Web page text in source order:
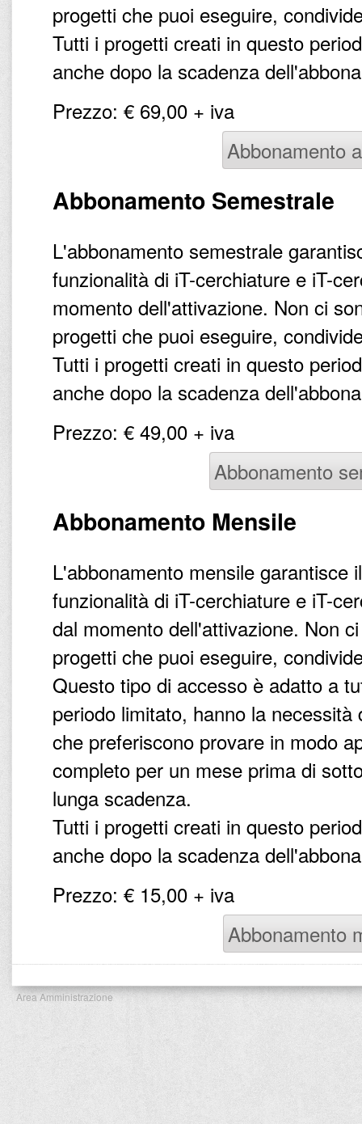
progetti che puoi eseguire,
Tutti i progetti creati in questo
anche dopo la scadenza
Prezzo: € 69,00 + iva
Abbonamento
Abbonamento Semestrale
L'abbonamento semestrale
funzionalità di iT-cerchiature e iT-
momento dell'attivazione. Non ci
progetti che puoi eseguire,
Tutti i progetti creati in questo
anche dopo la scadenza
Prezzo: € 49,00 + iva
Abbonamento
Abbonamento Mensile
L'abbonamento mensile garantisce
funzionalità di iT-cerchiature e iT-
dal momento dell'attivazione. Non
progetti che puoi eseguire,
Questo tipo di accesso è adatto a
periodo limitato, hanno la
che preferiscono provare in modo
completo per un mese prima di
lunga scadenza.
Tutti i progetti creati in questo
anche dopo la scadenza
Prezzo: € 15,00 + iva
Abbonamento
Area Amministrazione